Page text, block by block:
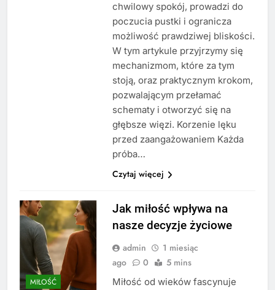
chwilowy spokój, prowadzi do
poczucia pustki i ogranicza
możliwość prawdziwej bliskości.
W tym artykule przyjrzymy się
mechanizmom, które za tym
stoją, oraz praktycznym krokom,
pozwalającym przełamać
schematy i otworzyć się na
głębsze więzi. Korzenie lęku
przed zaangażowaniem Każda
próba…
Czytaj więcej
MIŁOŚĆ
Jak miłość wpływa na
nasze decyzje życiowe
admin
1 miesiąc
ago
0 5 mins
Miłość od wieków fascynuje